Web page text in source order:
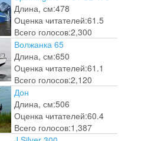
Длина, см:478
Оценка читателей:61.5
Всего голосов:2,300
Волжанка 65
Длина, см:650
Оценка читателей:61.1
Всего голосов:2,120
Дон
Длина, см:506
Оценка читателей:60.4
Всего голосов:1,387